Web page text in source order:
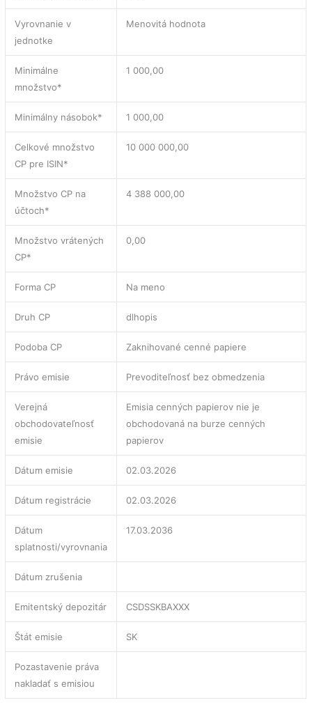
Vyrovnanie v
jednotke
Menovitá hodnota
Minimálne
množstvo*
1 000,00
Minimálny násobok* 1 000,00
Celkové množstvo
CP pre ISIN*
10 000 000,00
Množstvo CP na
účtoch*
4 388 000,00
Množstvo vrátených
CP*
0,00
Forma CP Na meno
Druh CP dlhopis
Podoba CP Zaknihované cenné papiere
Právo emisie Prevoditeľnosť bez obmedzenia
Verejná
obchodovateľnosť
emisie
Emisia cenných papierov nie je
obchodovaná na burze cenných
papierov
Dátum emisie 02.03.2026
Dátum registrácie 02.03.2026
Dátum
splatnosti/vyrovnania
17.03.2036
Dátum zrušenia
Emitentský depozitár CSDSSKBAXXX
Štát emisie SK
Pozastavenie práva
nakladať s emisiou